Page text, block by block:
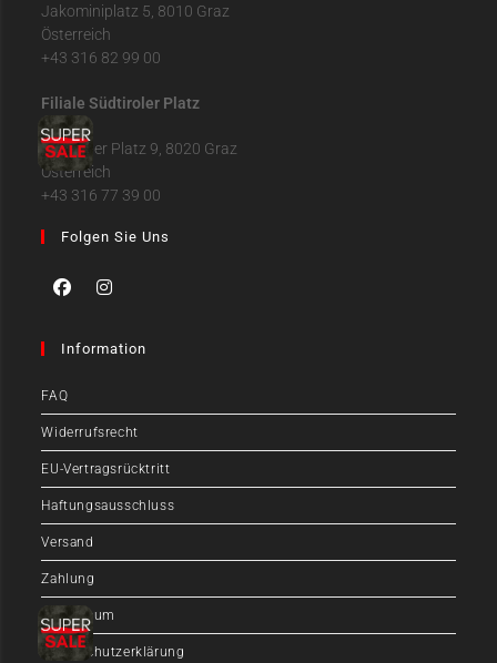
Jakominiplatz 5, 8010 Graz
Österreich
+43 316 82 99 00
Filiale Südtiroler Platz
Südtiroler Platz 9, 8020 Graz
Österreich
+43 316 77 39 00
Folgen Sie Uns
Information
FAQ
Widerrufsrecht
EU-Vertragsrücktritt
Haftungsausschluss
Versand
Zahlung
Impressum
Datenschutzerklärung